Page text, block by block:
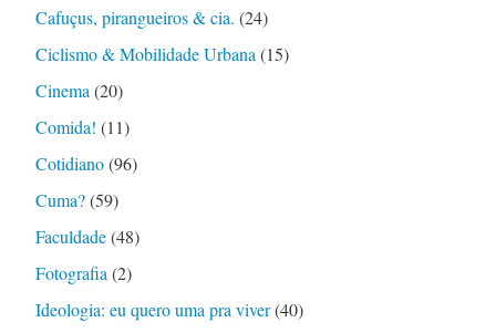
Cafuçus, pirangueiros & cia. (24)
Ciclismo & Mobilidade Urbana (15)
Cinema (20)
Comida! (11)
Cotidiano(96)
Cuma?(59)
Faculdade(48)
Fotografia (2)
Ideologia: eu quero uma pra viver(40)